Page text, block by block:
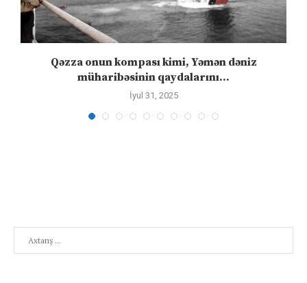
Qəzza onun kompası kimi, Yəmən dəniz
müharibəsinin qaydalarını...
İyul 31, 2025